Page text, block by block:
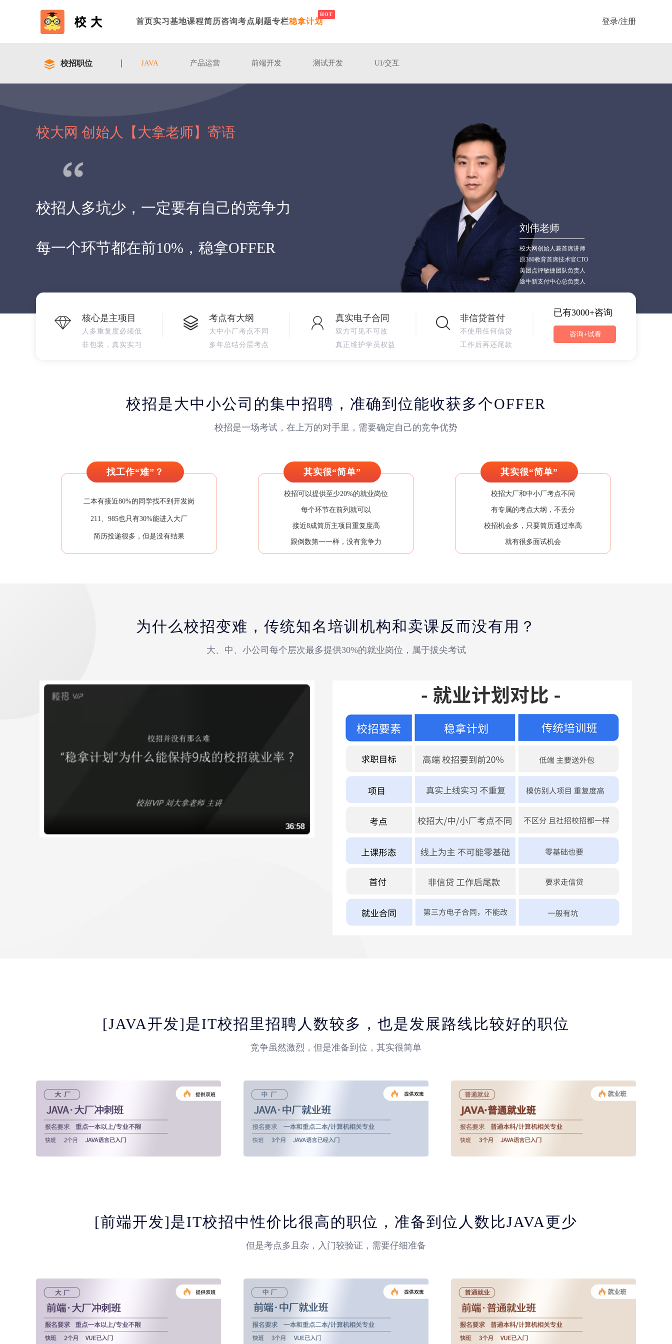
首页实习基地课程简历咨询考点刷题专栏稳拿计划 登录/注册
校招职位 JAVA 产品运营 前端开发 测试开发 UI/交互
校大网 创始人【大拿老师】寄语
校招人多坑少，一定要有自己的竞争力
每一个环节都在前10%，稳拿OFFER
刘伟老师
校大网创始人兼首席讲师
原360教育首席技术官CTO
美团点评敏捷团队负责人
途牛新支付中心总负责人
核心是主项目
人多重复度必须低
非包装，真实实习
考点有大纲
大中小厂考点不同
多年总结分层考点
真实电子合同
双方可见不可改
真正维护学员权益
非信贷首付
不使用任何信贷
工作后再还尾款
已有3000+咨询
咨询+试看
校招是大中小公司的集中招聘，准确到位能收获多个OFFER
校招是一场考试，在上万的对手里，需要确定自己的竞争优势
找工作“难”？
二本有接近80%的同学找不到开发岗
211、985也只有30%能进入大厂
简历投递很多，但是没有结果
其实很“简单”
校招可以提供至少20%的就业岗位
每个环节在前列就可以
接近8成简历主项目重复度高
跟倒数第一一样，没有竞争力
其实很“简单”
校招大厂和中小厂考点不同
有专属的考点大纲，不丢分
校招机会多，只要简历通过率高
就有很多面试机会
为什么校招变难，传统知名培训机构和卖课反而没有用？
大、中、小公司每个层次最多提供30%的就业岗位，属于拔尖考试
[JAVA开发]是IT校招里招聘人数较多，也是发展路线比较好的职位
竞争虽然激烈，但是准备到位，其实很简单
[前端开发]是IT校招中性价比很高的职位，准备到位人数比JAVA更少
但是考点多且杂，入门较验证，需要仔细准备